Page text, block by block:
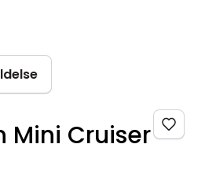
Mini Cruiser